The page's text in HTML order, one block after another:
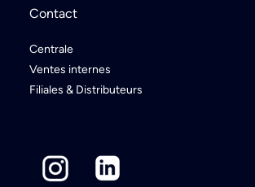
Contact
Centrale
Ventes internes
Filiales & Distributeurs